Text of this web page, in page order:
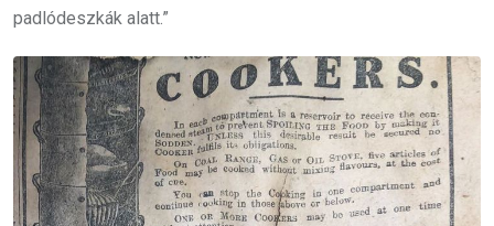
padlódeszkák alatt.”